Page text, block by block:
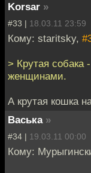
Korsar »
#33 | 18.03.11 23:59
Кому: staritsky,
> Крутая собака
женщинами.
А крутая кошка
Васька »
#34 | 19.03.11 00:00
Кому: